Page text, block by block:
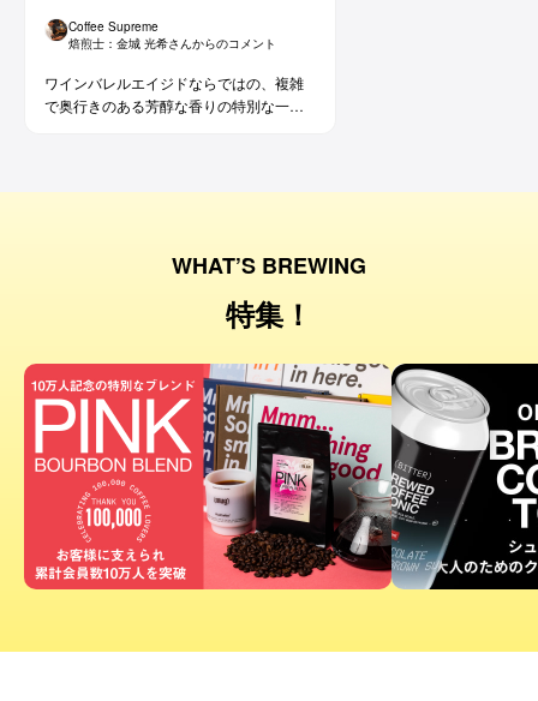
Coffee Supreme
焙煎士： 金城 光希さんからのコメント
ワインバレルエイジドならではの、複雑
で奥行きのある芳醇な香りの特別な一杯
WHAT’S BREWING
特集！